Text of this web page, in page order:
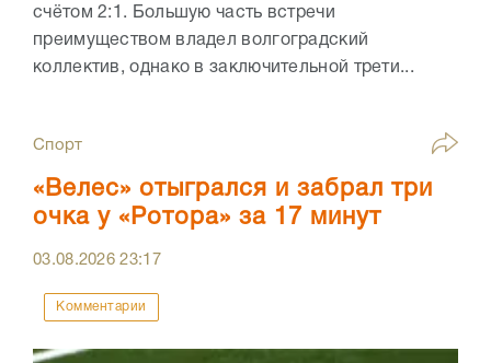
счётом 2:1. Большую часть встречи
преимуществом владел волгоградский
коллектив, однако в заключительной трети...
Спорт
«Велес» отыгрался и забрал три
очка у «Ротора» за 17 минут
03.08.202623:17
Комментарии